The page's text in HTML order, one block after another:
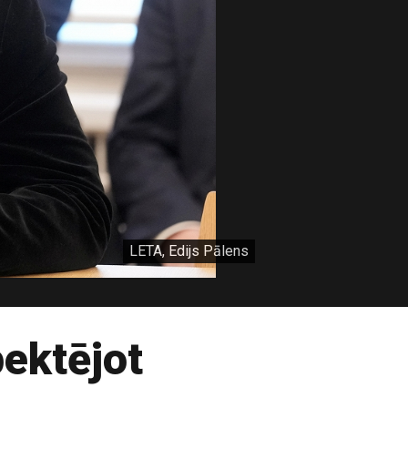
LETA, Edijs Pālens